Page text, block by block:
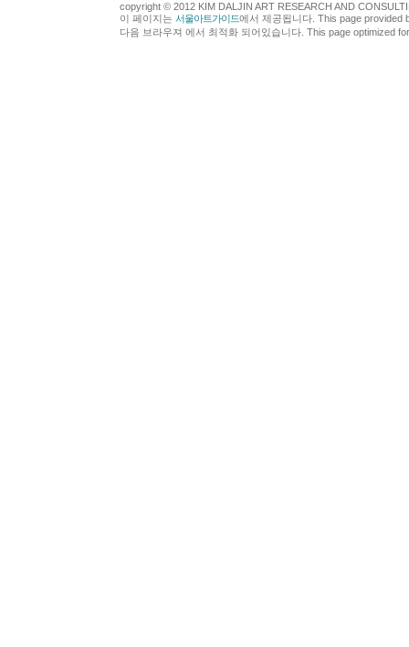
copyright © 2012 KIM DALJIN ART RESEARCH AND
이 페이지는 서울아트가이드에서 제공됩니다. This page provided
다음 브라우져 에서 최적화 되어있습니다. This page optimized